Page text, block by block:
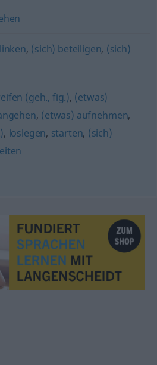
, (sich) beteiligen, (sich)
(geh., fig.), (etwas)
, (etwas) aufnehmen,
, loslegen, starten, (sich)